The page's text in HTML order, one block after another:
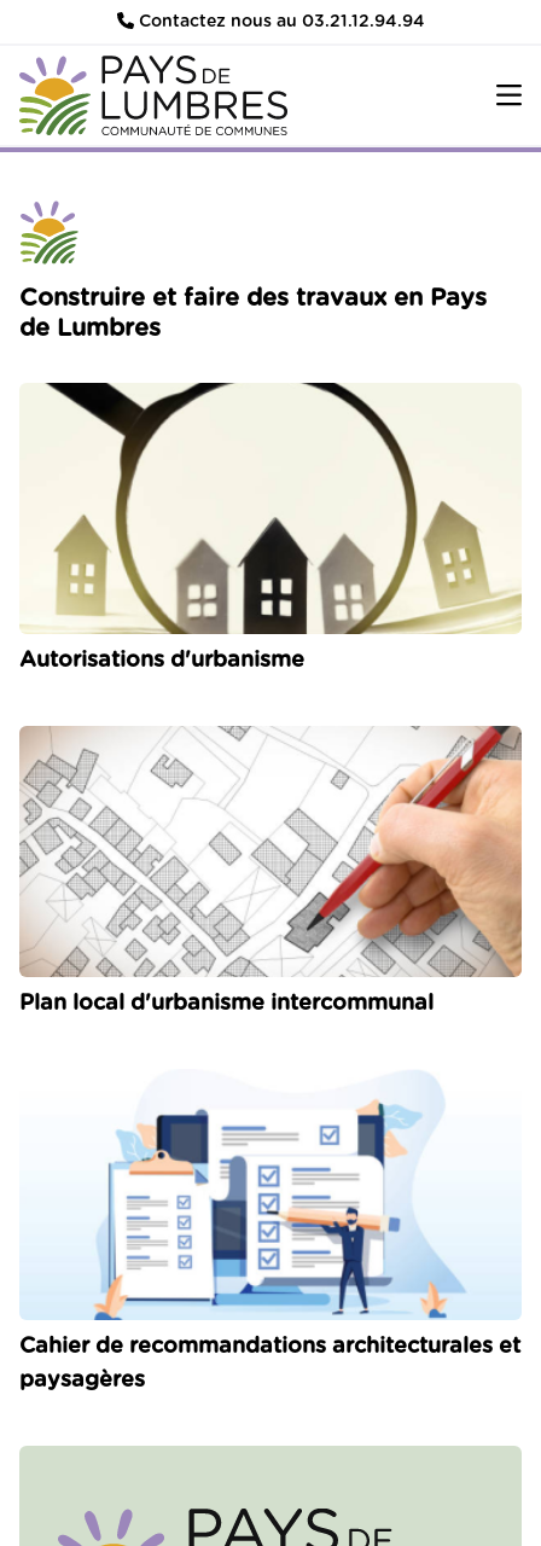
Contactez nous au 03.21.12.94.94
Construire et faire des travaux en Pays
de Lumbres
Autorisations d'urbanisme
Plan local d'urbanisme intercommunal
Cahier de recommandations architecturales et
paysagères